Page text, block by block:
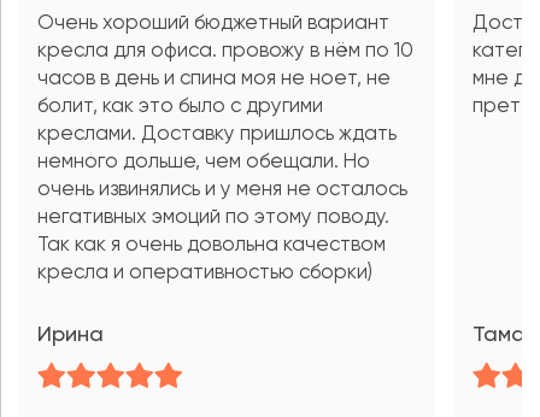
Очень хороший бюджетный вариант
кресла для офиса. провожу в нём по 10
часов в день и спина моя не ноет, не
болит, как это было с другими
креслами. Доставку пришлось ждать
немного дольше, чем обещали. Но
очень извинялись и у меня не осталось
негативных эмоций по этому поводу.
Так как я очень довольна качеством
кресла и оперативностью сборки)
Ирина
мне